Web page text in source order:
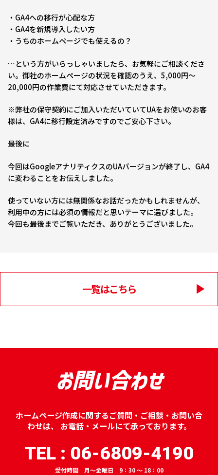
・GA4への移行が心配な方
・GA4を新規導入したい方
・うちのホームページでも使えるの？
…という方がいらっしゃいましたら、お気軽にご相談くださ
い。御社のホームページの状況を確認のうえ、5,000円〜
20,000円の作業費にて対応させていただきます。
※弊社の保守契約にご加入いただいていてUAをお使いのお客
様は、GA4に移行設定済みですのでご安心下さい。
最後に
今回はGoogleアナリティクスのUAバージョンが終了し、GA4
に変わることをお伝えしました。
使っていない方には無関係なお話だったかもしれませんが、
利用中の方には必須の情報だと思いテーマに選びました。
今回も最後までご覧いただき、ありがとうございました。
一覧はこちら
お問い合わせ
ホームページ作成に関するご質問・ご相談・お問い合
わせは、
お電話・メールにて承っております。
TEL : 06-6809-4190
受付時間 月～金曜日 9：30 ～ 18：00